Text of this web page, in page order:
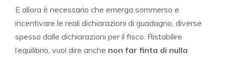
E allora è necessario che emerga sommerso e
incentivare le reali dichiarazioni di guadagno, diverse
spesso dalle dichiarazioni per il fisco. Ristabilire
l’equilibrio, vuol dire anche non far finta di nulla